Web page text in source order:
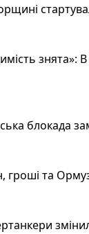
знята»:
блокада
та